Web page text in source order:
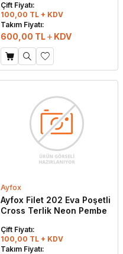
Çift Fiyatı:
100,00 TL + KDV
Takım Fiyatı:
600,00 TL KDV
Ayfox
Ayfox Filet 202 Eva Poşetli
Cross Terlik Neon Pembe
Çift Fiyatı:
100,00 TL + KDV
Takım Fiyatı: